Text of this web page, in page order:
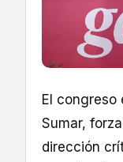
El congreso
Sumar,
dirección